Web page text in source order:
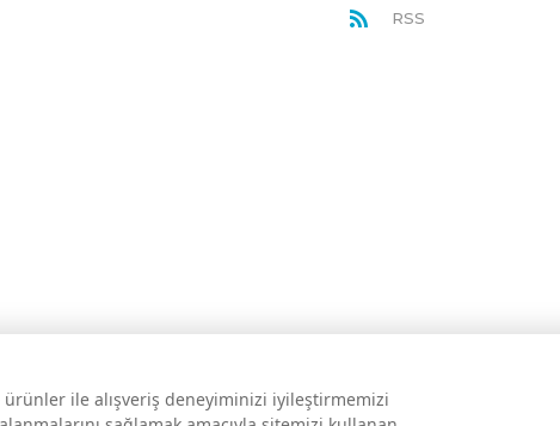
ürünler ile alışveriş deneyiminizi iyileştirmemizi
RSS